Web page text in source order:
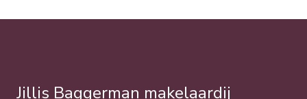
Jillis Baggerman makelaardij